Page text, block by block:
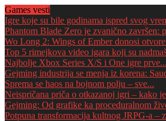
Games vesti
Igre koje su bile godinama ispred svog
Phantom Blade Zero je zvanično završen:
Wo Long 2: Wings of Ember donosi
Top 5 rimejkova video igara koji su
Najbolje Xbox Series X/S i One igre prve...
Gejming industrija se menja iz korena:
Sprema se haos na bojnom polju – sve...
Neispričana priča o otkazanoj igri – kako
Gejming: Od grafike ka proceduralnom
Potpuna transformacija kultnog JRPG-a –